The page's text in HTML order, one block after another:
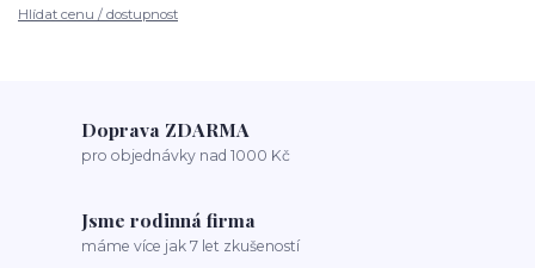
Hlídat cenu / dostupnost
Doprava ZDARMA
pro objednávky nad 1000 Kč
Jsme rodinná firma
máme více jak 7 let zkušeností